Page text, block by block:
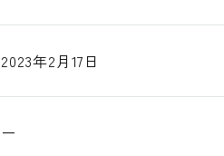
2023年2月17日
ー